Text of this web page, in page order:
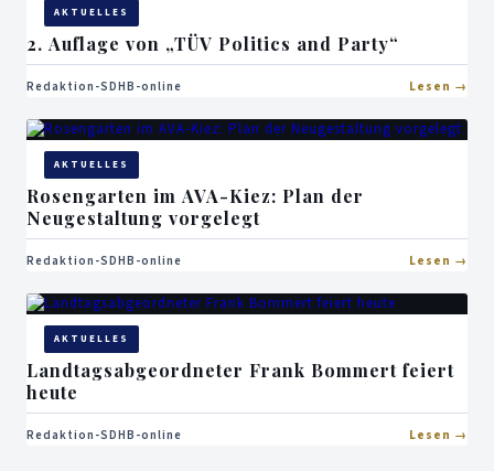
AKTUELLES
2. Auflage von „TÜV Politics and Party“
Redaktion-SDHB-online Lesen
AKTUELLES
Rosengarten im AVA-Kiez: Plan der
Neugestaltung vorgelegt
Redaktion-SDHB-online Lesen
AKTUELLES
Landtagsabgeordneter Frank Bommert feiert
heute
Redaktion-SDHB-online Lesen